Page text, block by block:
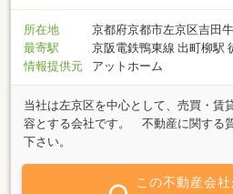
所在地
京都府京都市左京区吉田
最寄駅
京阪電鉄鴨東線 出町柳駅
情報提供元
アットホーム
当社は左京区を中心として、売買・賃
容とする会社です。 不動産に関する
下さい。
この不動産会